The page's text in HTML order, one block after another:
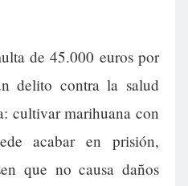
de 45.000 euros por
delito contra la salud
cultivar marihuana con
acabar en prisión,
que no causa daños